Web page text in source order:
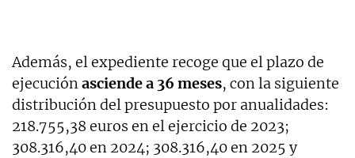
Además, el expediente recoge que el plazo de
ejecuciónasciende a 36 meses, con la siguiente
distribución del presupuesto por anualidades:
218.755,38 euros en el ejercicio de 2023;
308.316,40 en 2024; 308.316,40 en 2025 y